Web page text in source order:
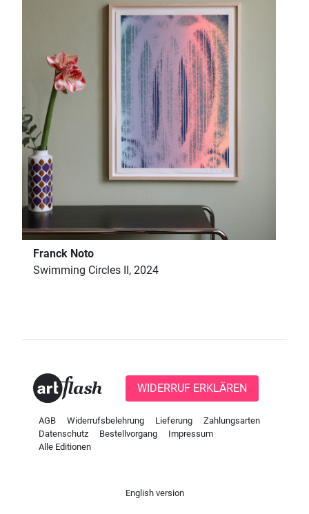
Franck Noto
Swimming Circles II, 2024
WIDERRUF ERKLÄREN
AGB Widerrufsbelehrung Lieferung
Zahlungsarten
Datenschutz
Bestellvorgang
Impressum
Alle Editionen
English version